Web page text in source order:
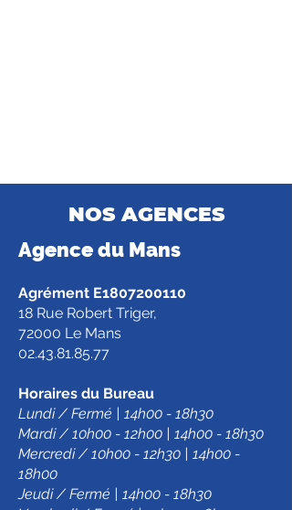
NOS AGENCES
Agence du Mans
Agrément E1807200110
18 Rue Robert Triger,
72000 Le Mans
02.43.81.85.77
Horaires du Bureau
Lundi / Fermé | 14h00 - 18h30
Mardi / 10h00 - 12h00 | 14h00 - 18h30
Mercredi / 10h00 - 12h30 | 14h00 -
18h00
Jeudi / Fermé | 14h00 - 18h30